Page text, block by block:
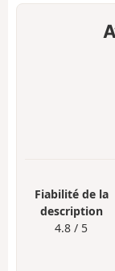
Fiabilité de la
description
4.8 / 5